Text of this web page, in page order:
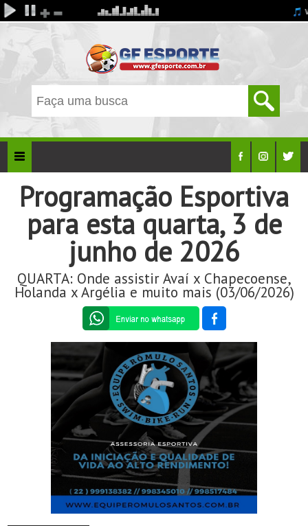
Programação Esportiva
para esta quarta, 3 de
junho de 2026
QUARTA: Onde assistir Avaí x Chapecoense,
Holanda x Argélia e muito mais (03/06/2026)